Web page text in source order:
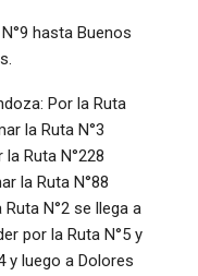
hasta Buenos
Por la Ruta
la Ruta N°3
Ruta N°228
la Ruta N°88
N°2 se llega a
por la Ruta N°5 y
y luego a Dolores